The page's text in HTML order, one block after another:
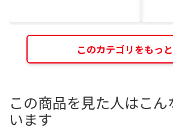
このカテゴリをもっ
この商品を見た人はこ
います